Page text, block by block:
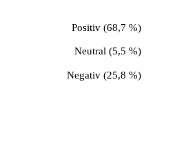
Negativ(25,8 %)
Neutral(5,5 %)
Positiv(68,7 %)